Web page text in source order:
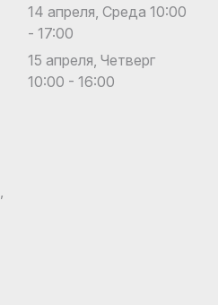
14 апреля, Среда 10:00
- 17:00
15 апреля, Четверг
10:00 - 16:00